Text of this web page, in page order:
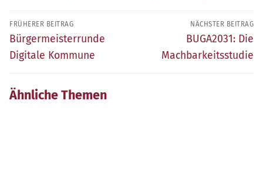
Beitragsnavigation
FRÜHERER BEITRAG
Früherer
Beitrag:
Bürgermeisterrunde
Digitale Kommune
NÄCHSTER BEITRAG
Nächster
Beitrag:
BUGA2031: Die
Machbarkeitsstudie
Ähnliche Themen